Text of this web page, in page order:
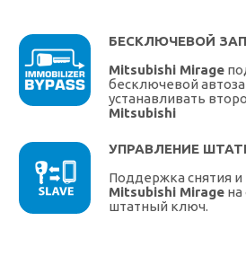
БЕСКЛЮЧЕВОЙ
Mitsubishi Mirage
бесключевой
устанавливать
Mitsubishi
УПРАВЛЕНИЕ
Поддержка снятия и
Mitsubishi Mirage на
штатный ключ.